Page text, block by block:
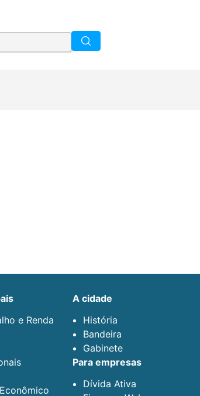
e Renda
a cidade
História
Bandeira
Gabinete
para empresas
Dívida Ativa